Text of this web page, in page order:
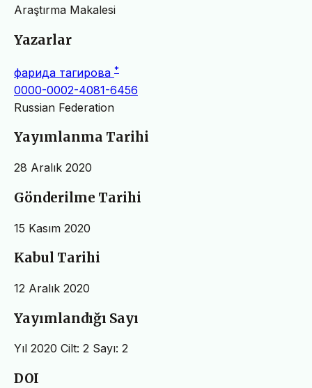
Araştırma Makalesi
Yazarlar
фарида тагирова *
0000-0002-4081-6456
Russian Federation
Yayımlanma Tarihi
28 Aralık 2020
Gönderilme Tarihi
15 Kasım 2020
Kabul Tarihi
12 Aralık 2020
Yayımlandığı Sayı
Yıl 2020 Cilt: 2 Sayı: 2
DOI